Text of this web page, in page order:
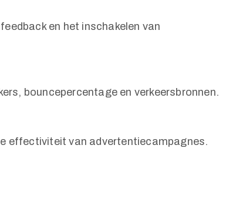
en het inschakelen van
bouncepercentage en verkeersbronnen.
effectiviteit van advertentiecampagnes.